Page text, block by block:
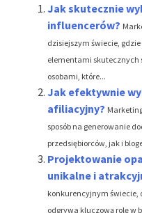
Jak skutecznie
influencerów?
dzisiejszym świecie,
elementami skutecznych
osobami, które...
Jak efektywnie
afiliacyjny?
sposób na generowanie
przedsiębiorców, jak i
Projektowanie
unikalne i
konkurencyjnym świecie,
odgrywa kluczową rolę w